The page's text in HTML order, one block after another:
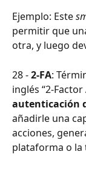
Ejemplo: Este
permitir que
otra, y luego
28 - 2-FA:
inglés “2-
autenticación
añadirle una
acciones,
plataforma o la